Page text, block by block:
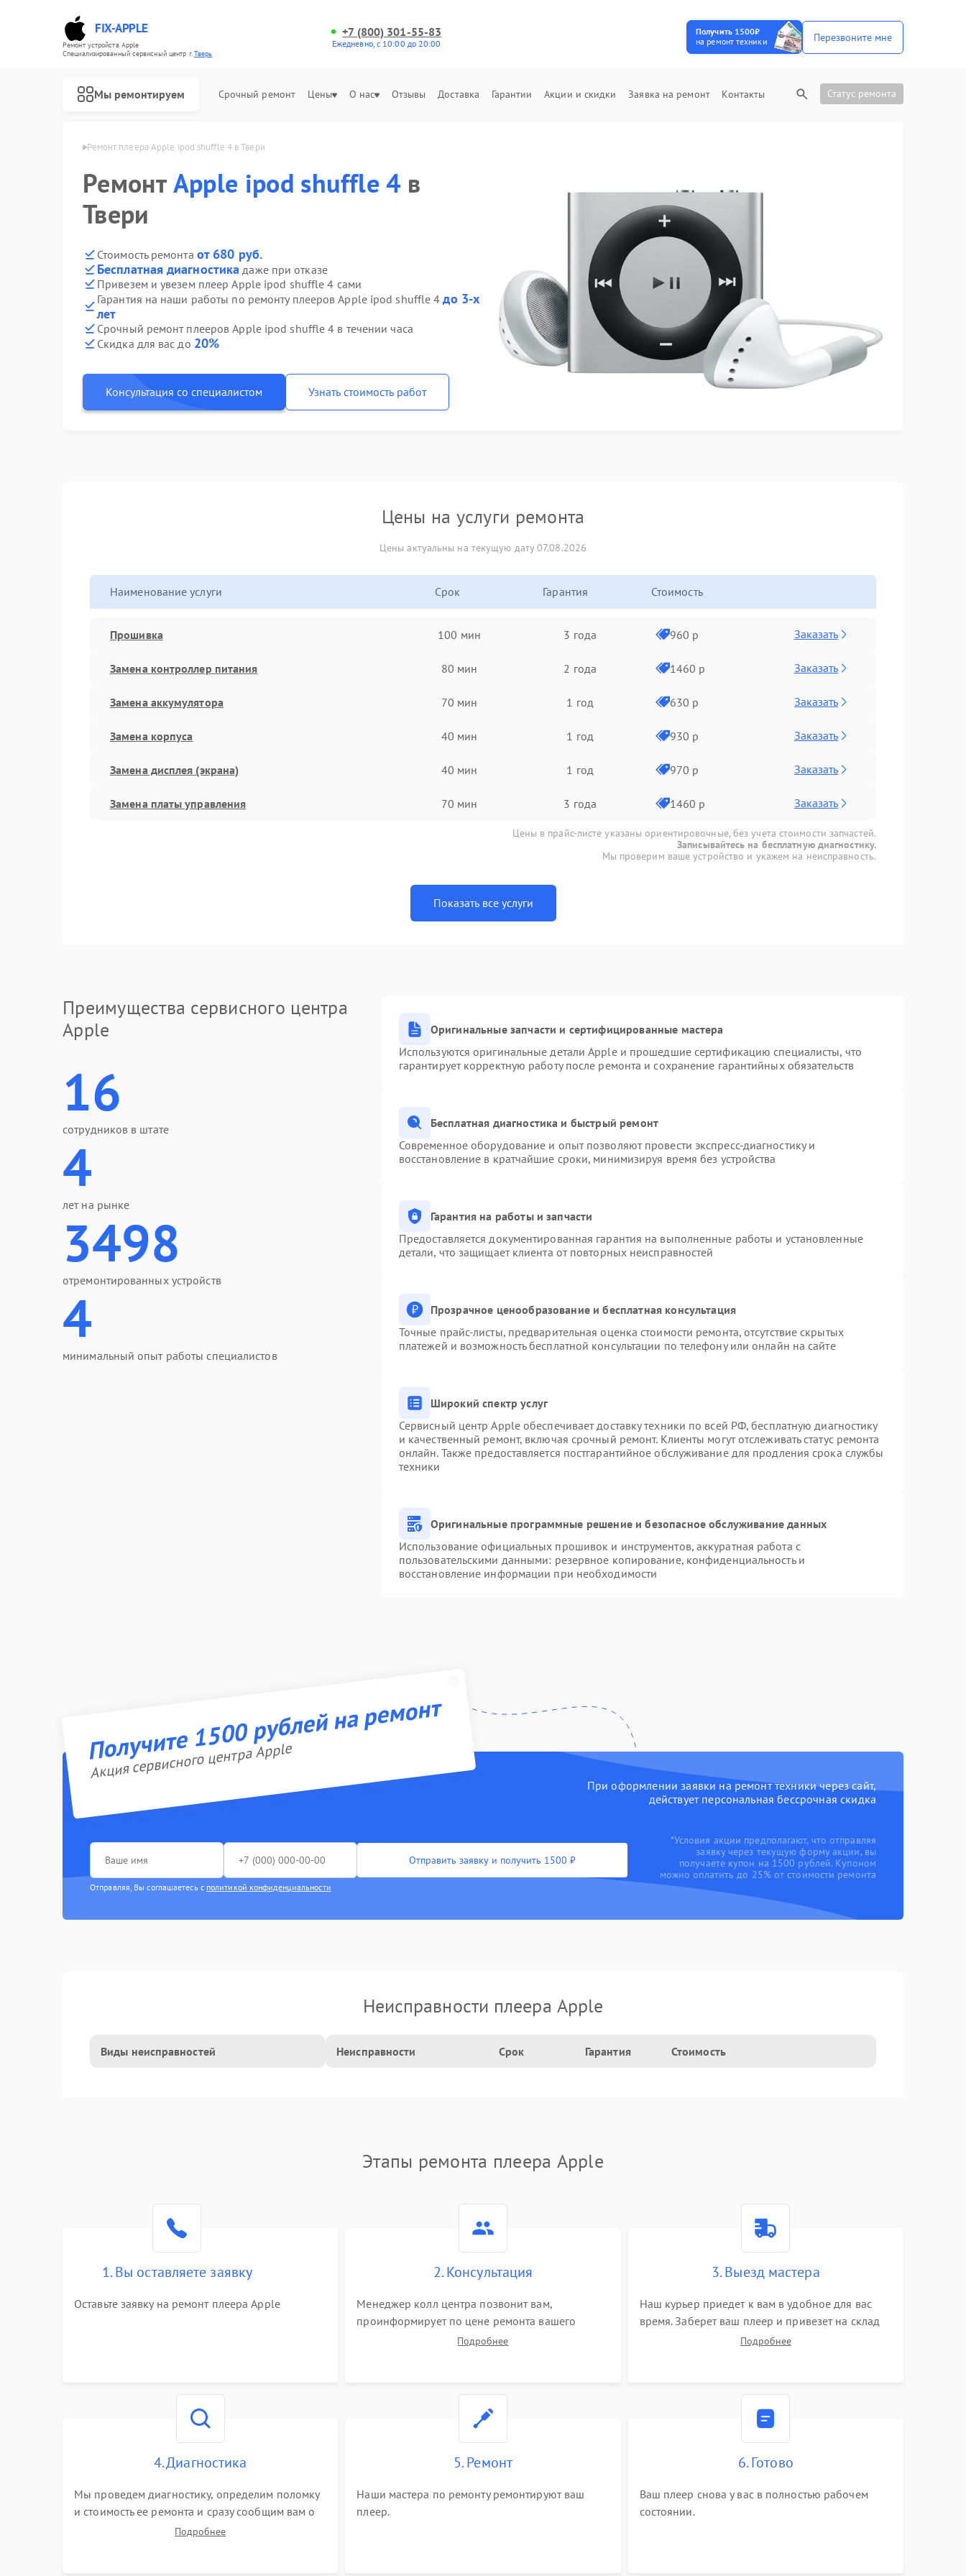
FIX-APPLE
Ремонт устройств Apple
Специализированный cервисный центр г.Тверь
+7 (800) 301-55-83
Ежедневно, с 10:00 до 20:00
Получить 1500₽
на ремонт техники
Перезвоните мне
Мы ремонтируем Срочный ремонт Цены О нас Отзывы Доставка Гарантии Акции и скидки Заявка на ремонт Контакты Статус ремонта
Ремонт плеера Apple ipod shuffle 4 в Твери
РемонтApple ipod shuffle 4 в
Твери
Стоимость ремонта от 680 руб.
Бесплатная диагностика даже при отказе
Привезем и увезем плеер Apple ipod shuffle 4 сами
Гарантия на наши работы по ремонту плееров Apple ipod shuffle 4до 3-х
лет
Срочный ремонт плееров Apple ipod shuffle 4 в течении часа
Скидка для вас до 20%
Консультация со специалистом Узнать стоимость работ
Цены на услуги ремонта
Цены актуальны на текущую дату 07.08.2026
Наименование услуги Срок Гарантия Стоимость
Прошивка 100 мин 3 года 960 р Заказать
Замена контроллер питания 80 мин 2 года 1460 р Заказать
Замена аккумулятора 70 мин 1 год 630 р Заказать
Замена корпуса 40 мин 1 год 930 р Заказать
Замена дисплея (экрана) 40 мин 1 год 970 р Заказать
Замена платы управления 70 мин 3 года 1460 р Заказать
Цены в прайс-листе указаны ориентировочные, без учета стоимости запчастей.
Записывайтесь на бесплатную диагностику.
Мы проверим ваше устройство и укажем на неисправность.
Показать все услуги
Преимущества сервисного центра
Apple
16
сотрудников в штате
4
лет на рынке
3498
отремонтированных устройств
4
минимальный опыт работы специалистов
Оригинальные запчасти и сертифицированные мастера
Используются оригинальные детали Apple и прошедшие сертификацию специалисты, что
гарантирует корректную работу после ремонта и сохранение гарантийных обязательств
Бесплатная диагностика и быстрый ремонт
Современное оборудование и опыт позволяют провести экспресс-диагностику и
восстановление в кратчайшие сроки, минимизируя время без устройства
Гарантия на работы и запчасти
Предоставляется документированная гарантия на выполненные работы и установленные
детали, что защищает клиента от повторных неисправностей
Прозрачное ценообразование и бесплатная консультация
Точные прайс-листы, предварительная оценка стоимости ремонта, отсутствие скрытых
платежей и возможность бесплатной консультации по телефону или онлайн на сайте
Широкий спектр услуг
Сервисный центр Apple обеспечивает доставку техники по всей РФ, бесплатную диагностику
и качественный ремонт, включая срочный ремонт. Клиенты могут отслеживать статус ремонта
онлайн. Также предоставляется постгарантийное обслуживание для продления срока службы
техники
Оригинальные программные решение и безопасное обслуживание данных
Использование официальных прошивок и инструментов, аккуратная работа с
пользовательскими данными: резервное копирование, конфиденциальность и
восстановление информации при необходимости
Получите 1500 рублей на ремонт
Акция сервисного центра Apple
При оформлении заявки на ремонт техники через сайт,
действует персональная бессрочная скидка
Отправить заявку и получить 1500 ₽
Отправляя, Вы соглашаетесь с политикой конфиденциальности
*Условия акции предполагают, что отправляя
заявку через текущую форму акции, вы
получаете купон на 1500 рублей. Купоном
можно оплатить до 25% от стоимости ремонта
Неисправности плеера Apple
Виды неисправностей Неисправности Срок Гарантия Стоимость
Этапы ремонта плеера Apple
1. Вы оставляете заявку
Оставьте заявку на ремонт плеера Apple
2. Консультация
Менеджер колл центра позвонит вам,
проинформирует по цене ремонта вашего
плеера а также ответит на все ваши вопросы.
Подробнее
3. Выезд мастера
Наш курьер приедет к вам в удобное для вас
время. Заберет ваш плеер и привезет на склад
Подробнее
4. Диагностика
Мы проведем диагностику, определим поломку
и стоимость ее ремонта и сразу сообщим вам о
Подробнее
5. Ремонт
Наши мастера по ремонту ремонтируют ваш
плеер.
6. Готово
Ваш плеер снова у вас в полностью рабочем
состоянии.